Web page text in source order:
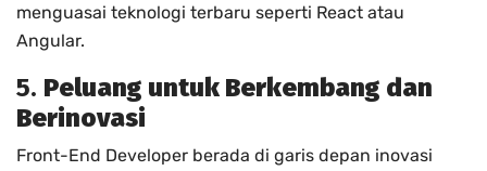
menguasai teknologi terbaru seperti React atau
Angular.
5. Peluang untuk Berkembang dan
Berinovasi
Front-End Developer berada di garis depan inovasi